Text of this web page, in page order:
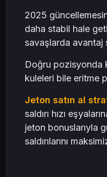
2025
daha stabil hale
savaşlarda avantaj
Doğru pozisyonda
kuleleri bile eritme
Jeton satın al
saldırı hızı
jeton bonuslarıyla
saldırılarını